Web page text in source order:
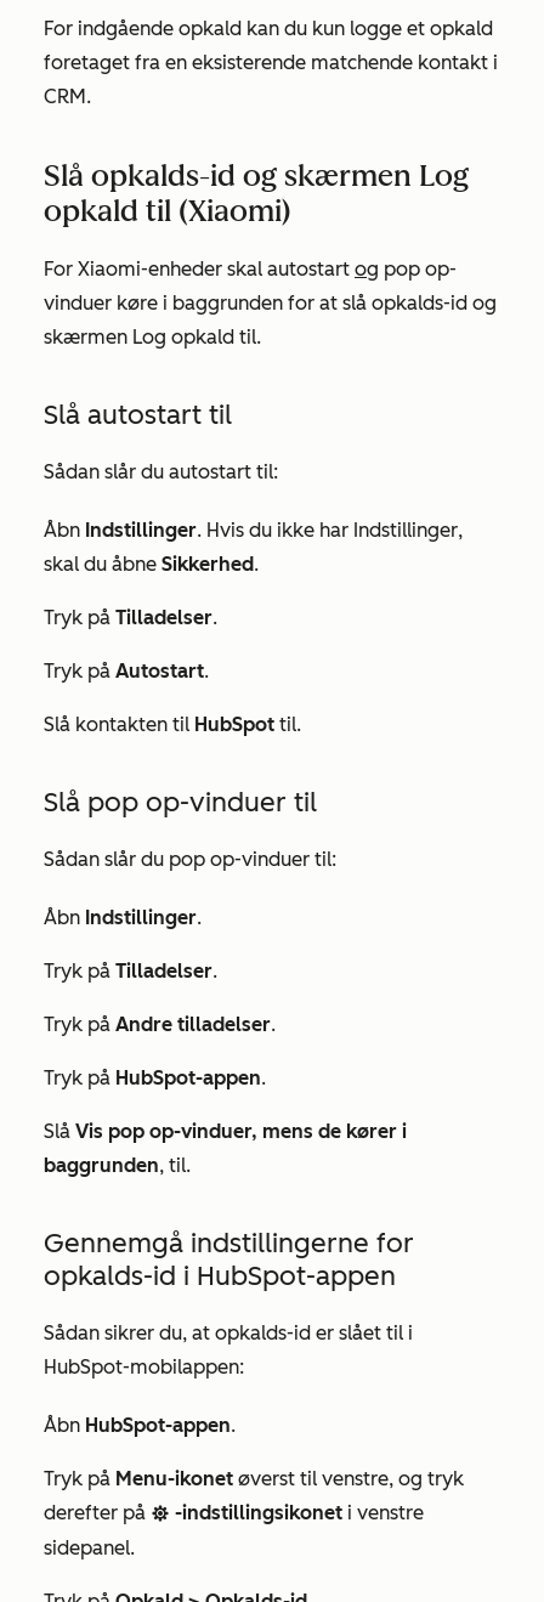
For indgående opkald kan du kun logge et opkald
foretaget fra en eksisterende matchende kontakt i
CRM.
Slå opkalds-id og skærmen Log
opkald til (Xiaomi)
For Xiaomi-enheder skal autostart og pop op-
vinduer køre i baggrunden for at slå opkalds-id og
skærmen Log opkald til.
Slå autostart til
Sådan slår du autostart til:
Åbn Indstillinger. Hvis du ikke har Indstillinger,
skal du åbne Sikkerhed.
Tryk på Tilladelser.
Tryk på Autostart.
Slå kontakten til HubSpot til.
Slå pop op-vinduer til
Sådan slår du pop op-vinduer til:
Åbn Indstillinger.
Tryk på Tilladelser.
Tryk på Andre tilladelser.
Tryk på HubSpot-appen.
Slå Vis pop op-vinduer, mens de kører i
baggrunden, til.
Gennemgå indstillingerne for
opkalds-id i HubSpot-appen
Sådan sikrer du, at opkalds-id er slået til i
HubSpot-mobilappen:
Åbn HubSpot-appen.
Tryk på Menu-ikonet øverst til venstre, og tryk
derefter på settings -indstillingsikonet i venstre
sidepanel.